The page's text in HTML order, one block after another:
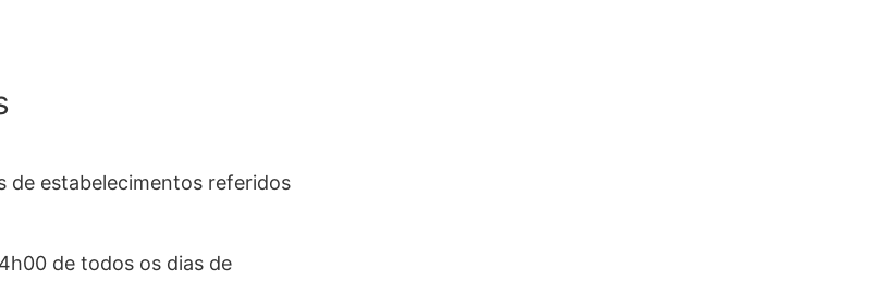
de estabelecimentos referidos
de todos os dias de